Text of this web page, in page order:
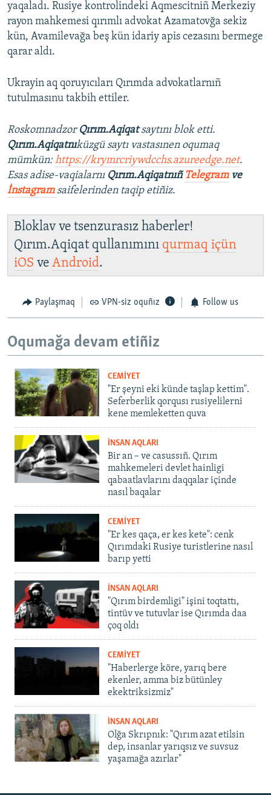
yaqaladı. Rusiye kontrolindeki Aqmescitniñ Merkeziy
rayon mahkemesi qırımlı advokat Azamatovğa sekiz
kün, Avamilevağa beş kün idariy apis cezasını bermege
qarar aldı.
Ukrayin aq qoruyıcıları Qırımda advokatlarnıñ
tutulmasınu takbih ettiler.
Roskomnadzor Qırım.Aqiqatsaytını blok etti.
Qırım.Aqiqatnıküzgü saytı vastasınen oqumaq
mümkün:https://krymrcriywdcchs.azureedge.net.
Esas adise-vaqialarnı Qırım.Aqiqatnıñ Telegramve
İnstagram saifelerinden taqip etiñiz.
Bloklav ve tsenzurasız haberler!
Qırım.Aqiqat qullanımını qurmaq içün
iOS ve Android.
Paylaşmaq VPN-siz oquñız Follow us
Oqumağa devam etiñiz
CEMİYET
"Er şeyni eki künde taşlap kettim".
Seferberlik qorqusı rusiyelilerni
kene memleketten quva
İNSAN AQLARI
Bir an – ve casussıñ. Qırım
mahkemeleri devlet hainligi
qabaatlavlarını daqqalar içinde
nasıl baqalar
CEMİYET
"Er kes qaça, er kes kete": cenk
Qırımdaki Rusiye turistlerine nasıl
barıp yetti
İNSAN AQLARI
"Qırım birdemligi" işini toqtattı,
tintüv ve tutuvlar ise Qırımda daa
çoq oldı
CEMİYET
"Haberlerge köre, yarıq bere
ekenler, amma biz bütünley
ekektriksizmiz"
İNSAN AQLARI
Olğa Skrıpnık: "Qırım azat etilsin
dep, insanlar yarıqsız ve suvsuz
yaşamağa azırlar"